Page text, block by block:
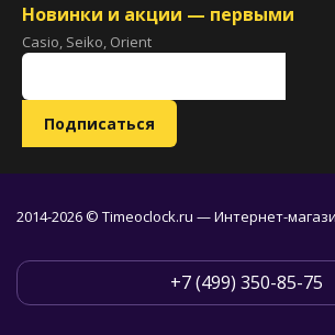
Новинки и акции — первыми
Casio, Seiko, Orient
2014-2026 © Timeoclock.ru — Интернет-
+7 (499) 350-85-75